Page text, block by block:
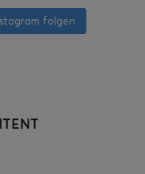
folgen